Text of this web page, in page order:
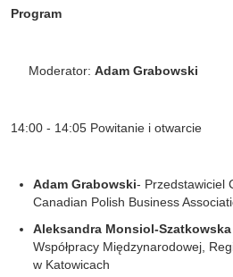
Program
Moderator: Adam Grabowski
14:00 - 14:05 Powitanie i otwarcie
Adam Grabowski- Przedstawiciel
Canadian Polish Business
Aleksandra Monsiol-Szatkowska
Współpracy Międzynarodowej, R
w Katowicach